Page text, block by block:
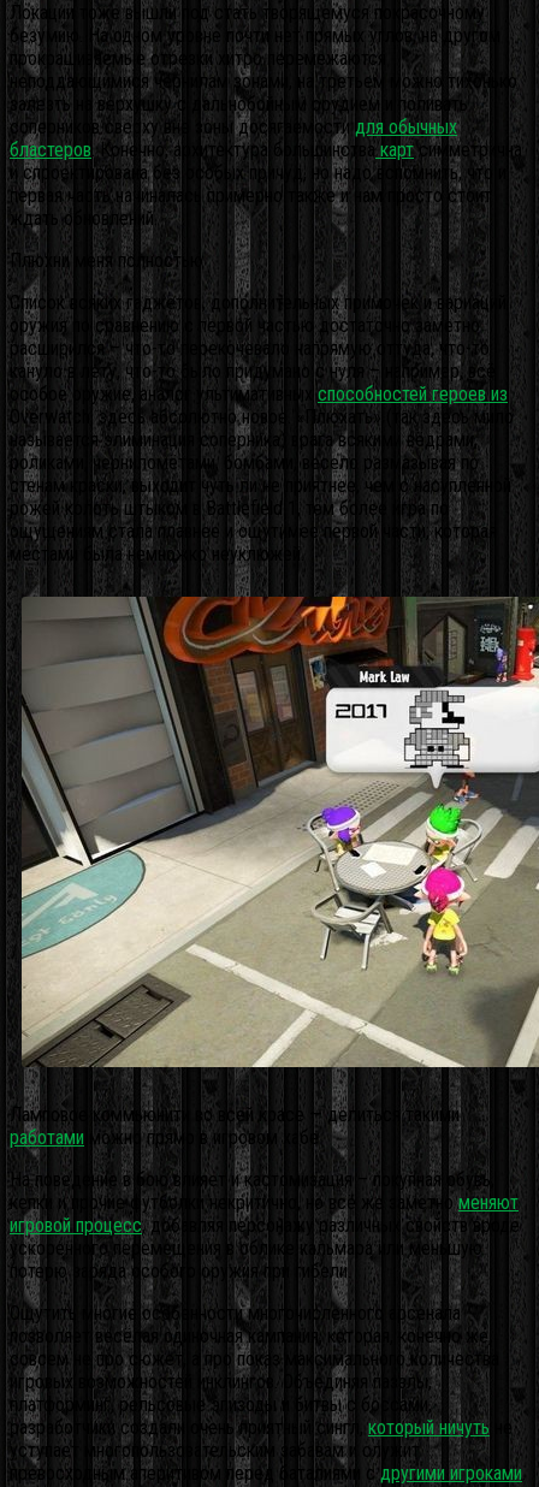
Локации тоже вышли под стать творящемуся покрасочному
безумию. На одном уровне почти нет прямых углов, на другом
прокрашиваемые отрезки хитро перемежаются
неподдающимися чернилам зонами, на третьем можно тихонько
залезть на верхушку с дальнобойным орудием и поливать
соперников сверху вне зоны досягаемости для обычных
бластеров. Конечно, архитектура большинствакартсимметрична
и спроектирована без особых причуд, но надо вспомнить, что и
первая часть начиналась примерно также и нам просто стоит
ждать обновлений.
Плюхни меня полностью
Список всяких гаджетов, дополнительных примочек и вариаций
оружия по сравнению с первой частью достаточно заметно
расширился – что-то перекочевало напрямую оттуда, что-то
кануло в лету, что-то было придумано с нуля – например, всё
особое оружие, аналог ультимативных способностей героев из
Overwatch, здесь абсолютно новое. «Плюхать» (так здесь мило
называется элиминация соперника) врага всякими вёдрами,
роликами, черниломётами, бомбами, весело размазывая по
стенам краски, выходит чуть ли не приятнее, чем с насупленной
рожей колоть штыком в Battlefield 1, тем более игра по
ощущениям стала плавнее и ощутимее первой части, которая
местами была немножко неуклюжей.
Ламповое коммьюнити во всей красе — делиться такими
работами можно прямо в игровом хабе
На поведение в бою влияет и кастомизация – покупная обувь,
кепки и прочие футболки некритично, но всё же заметноменяют
игровой процесс, добавляя персонажу различных свойств вроде
ускоренного перемещения в облике кальмара или меньшую
потерю заряда особого оружия при гибели.
Ощутить многие особенности многочисленного арсенала
позволяет весёлая одиночная кампания, которая, конечно же,
совсем не про сюжет, а про показ максимального количества
игровых возможностей инклингов. Объединяя паззлы,
платформинг, рельсовые эпизоды и битвы с боссами,
разработчики создали очень приятный сингл, который ничуть не
уступает многопользовательским забавам и служит
превосходным аперитивом перед баталиями сдругими игроками.